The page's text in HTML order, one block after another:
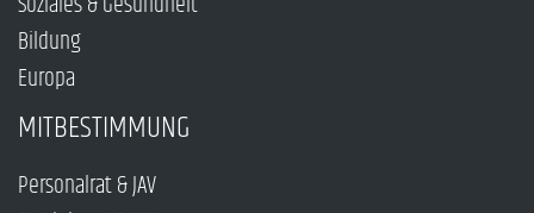
Bildung
Europa
MITBESTIMMUNG
Personalrat & JAV